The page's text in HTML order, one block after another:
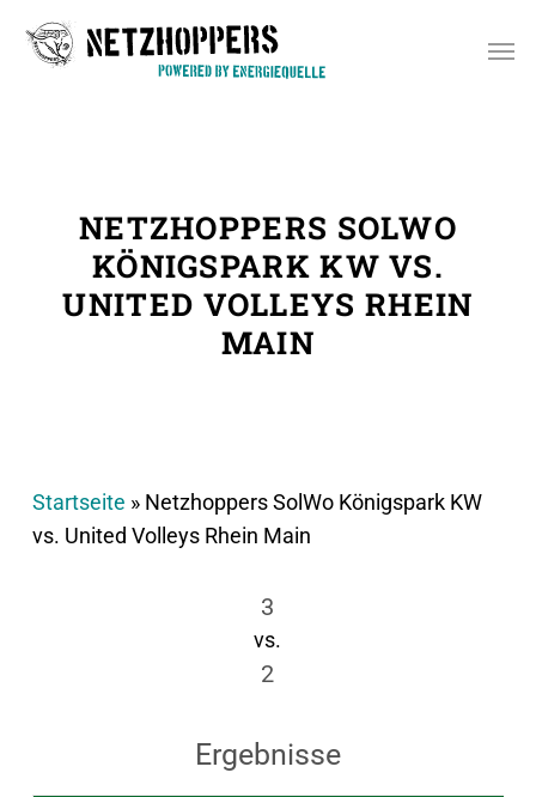
NETZHOPPERS SOLWO
KÖNIGSPARK KW VS.
UNITED VOLLEYS RHEIN
MAIN
Startseite » Netzhoppers SolWo Königspark KW
vs. United Volleys Rhein Main
3
vs.
2
Ergebnisse